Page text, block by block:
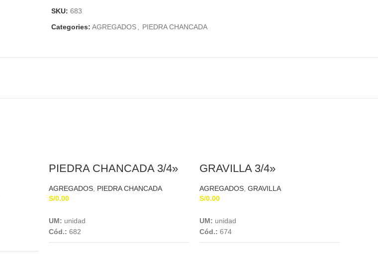
SKU: 683
Categories: AGREGADOS PIEDRA CHANCADA
PIEDRA CHANCADA 3/4»
AGREGADOS PIEDRA CHANCADA
S/0.00
UM: unidad
Cód.: 682
GRAVILLA 3/4»
AGREGADOS GRAVILLA
S/0.00
UM: unidad
Cód.: 674